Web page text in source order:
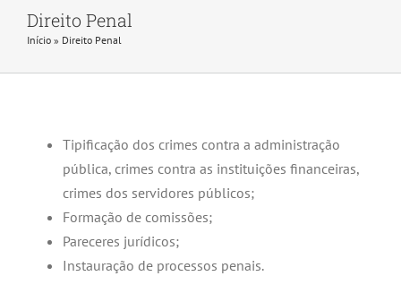
Investors
Contact Us
Direito Penal
Início » Direito Penal
Tipificação dos crimes contra a administração
pública, crimes contra as instituições financeiras,
crimes dos servidores públicos;
Formação de comissões;
Pareceres jurídicos;
Instauração de processos penais.